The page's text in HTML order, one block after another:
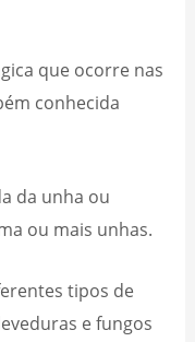
que ocorre nas
conhecida
da unha ou
ou mais unhas.
tipos de
e fungos